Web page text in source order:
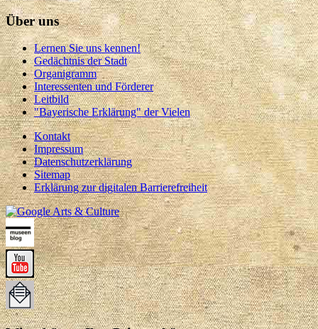
Über uns
Lernen Sie uns kennen!
Gedächtnis der Stadt
Organigramm
Interessenten und Förderer
Leitbild
"Bayerische Erklärung" der Vielen
Kontakt
Impressum
Datenschutzerklärung
Sitemap
Erklärung zur digitalen Barrierefreiheit